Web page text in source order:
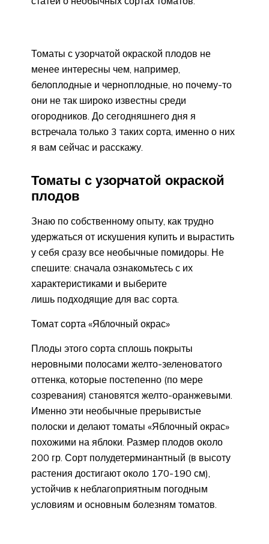
Томаты с узорчатой окраской плодов не
менее интересны чем, например,
белоплодные и черноплодные, но почему-то
они не так широко известны среди
огородников. До сегодняшнего дня я
встречала только 3 таких сорта, именно о них
я вам сейчас и расскажу.
Томаты с узорчатой окраской
плодов
Знаю по собственному опыту, как трудно
удержаться от искушения купить и вырастить
у себя сразу все необычные помидоры. Не
спешите: сначала ознакомьтесь с их
характеристиками и выберите
лишь подходящие для вас сорта.
Томат сорта «Яблочный окрас»
Плоды этого сорта сплошь покрыты
неровными полосами желто-зеленоватого
оттенка, которые постепенно (по мере
созревания) становятся желто-оранжевыми.
Именно эти необычные прерывистые
полоски и делают томаты «Яблочный окрас»
похожими на яблоки. Размер плодов около
200 гр. Сорт полудетерминантный (в высоту
растения достигают около 170-190 см),
устойчив к неблагоприятным погодным
условиям и основным болезням томатов.